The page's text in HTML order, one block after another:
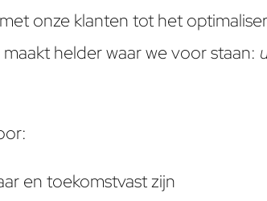
onze klanten tot het
helder waar we voor staan:
en toekomstvast zijn